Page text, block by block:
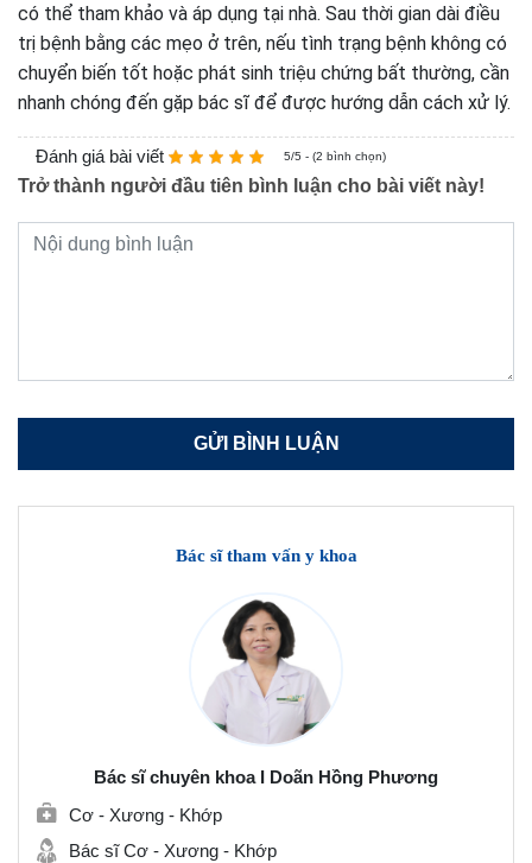
có thể tham khảo và áp dụng tại nhà. Sau thời gian dài điều
trị bệnh bằng các mẹo ở trên, nếu tình trạng bệnh không có
chuyển biến tốt hoặc phát sinh triệu chứng bất thường, cần
nhanh chóng đến gặp bác sĩ để được hướng dẫn cách xử lý.
Đánh giá bài viết 5/5 - (2 bình chọn)
Trở thành người đầu tiên bình luận cho bài viết này!
Bác sĩ tham vấn y khoa
Bác sĩ chuyên khoa I Doãn Hồng Phương
Cơ - Xương - Khớp
Bác sĩ Cơ - Xương - Khớp